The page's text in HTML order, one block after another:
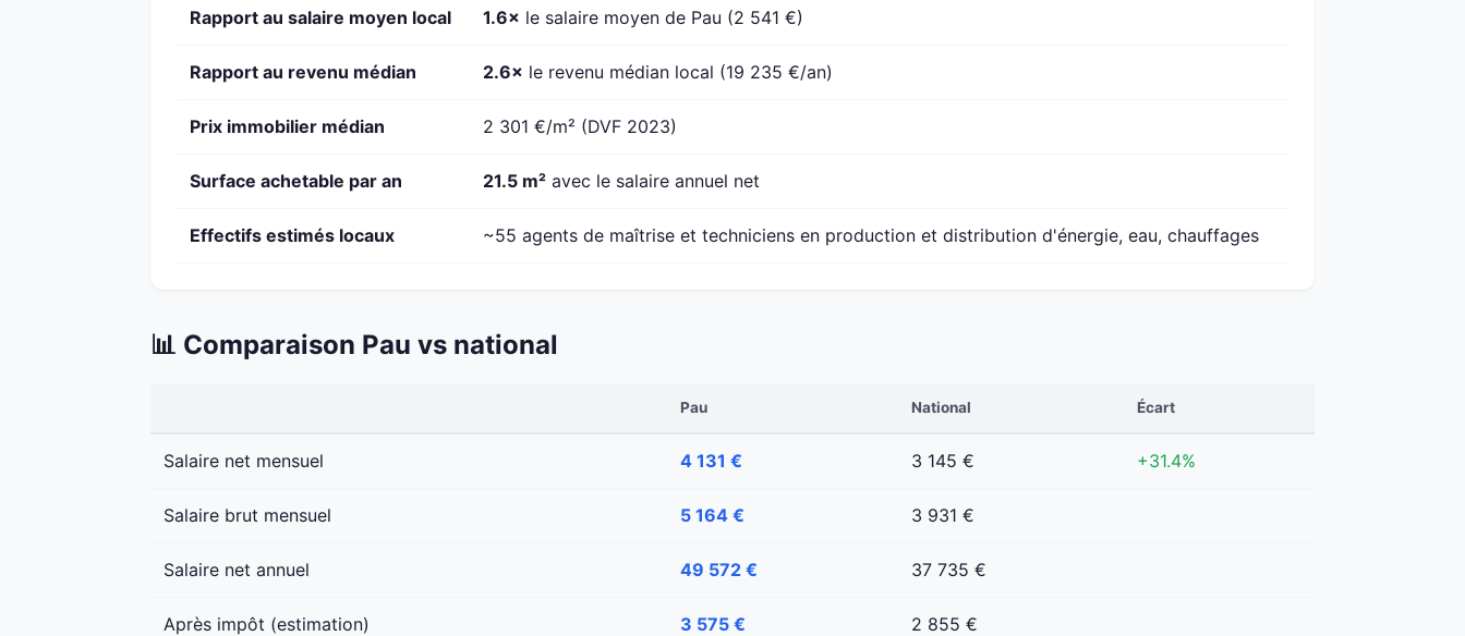
Rapport au salaire moyen local 1.6× le salaire moyen de Pau (2 541 €)
Rapport au revenu médian 2.6× le revenu médian local (19 235 €/an)
Prix immobilier médian 2 301 €/m² (DVF 2023)
Surface achetable par an 21.5 m² avec le salaire annuel net
Effectifs estimés locaux ~55 agents de maîtrise et techniciens en production et distribution d'énergie, eau, chauffages
📊 Comparaison Pau vs national
Pau National Écart
Salaire net mensuel 4 131 € 3 145 € +31.4%
Salaire brut mensuel 5 164 € 3 931 €
Salaire net annuel 49 572 € 37 735 €
Après impôt (estimation) 3 575 € 2 855 €